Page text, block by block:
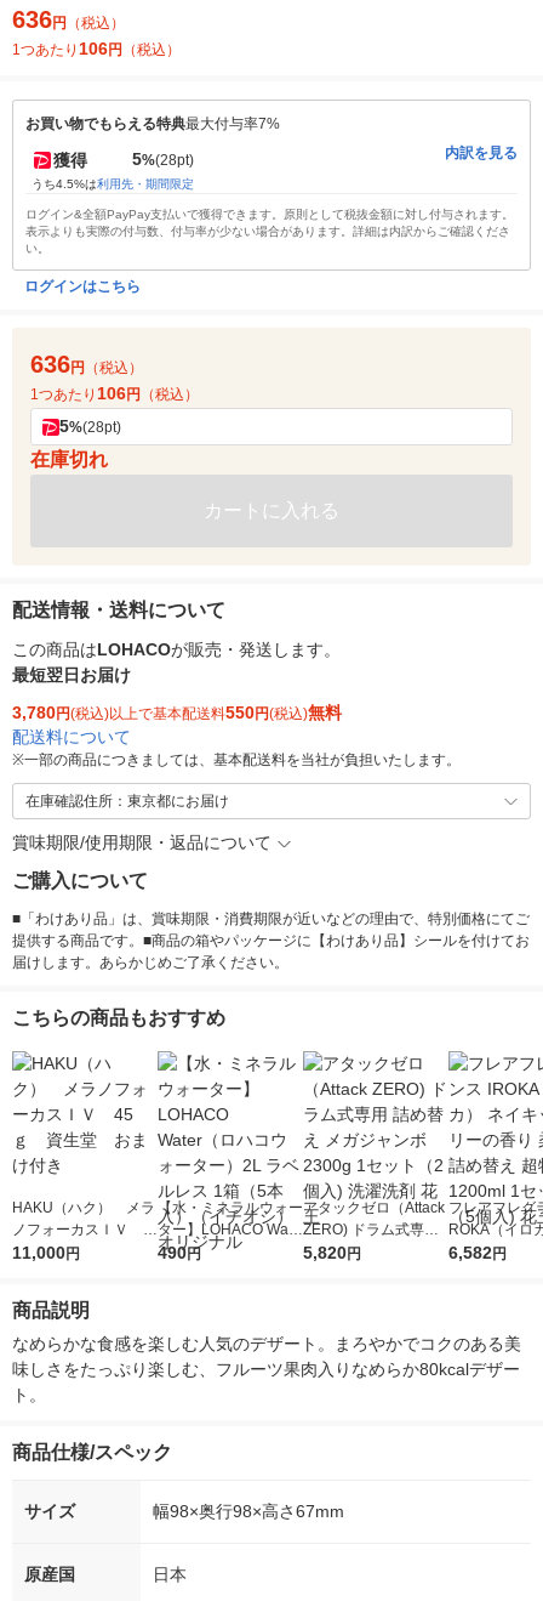
636円
（税込）
1つあたり 106円 （税込）
お買い物でもらえる特典最大付与率7%
獲得 5%(28pt)
うち4.5%は利用先・期間限定
内訳を見る
ログイン&全額PayPay支払いで獲得できます。原則として税抜金額に対し付与されます。
表示よりも実際の付与数、付与率が少ない場合があります。詳細は内訳からご確認くださ
い。
ログインはこちら
636円
（税込）
1つあたり 106円 （税込）
5%(28pt)
在庫切れ
カートに入れる
配送情報・送料について
この商品はLOHACOが販売・発送します。
最短翌日お届け
3,780円(税込)以上で基本配送料550円(税込)無料
配送料について
※一部の商品につきましては、基本配送料を当社が負担いたします。
在庫確認住所：東京都にお届け
賞味期限/使用期限・返品について
ご購入について
■「わけあり品」は、賞味期限・消費期限が近いなどの理由で、特別価格にてご
提供する商品です。■商品の箱やパッケージに【わけあり品】シールを付けてお
届けします。あらかじめご了承ください。
こちらの商品もおすすめ
HAKU（ハク） メラ
ノフォーカスＩＶ 4
5ｇ 資生堂 おまけ
11,000円
【水・ミネラルウォー
ター】LOHACO Wate
r（ロハコウォータ
490円
アタックゼロ（Attack
ZERO) ドラム式専用
詰め替え メガジャン
5,820円
フレアフレグ
ROKA（イロ
イキッドリリ
6,582円
商品説明
なめらかな食感を楽しむ人気のデザート。まろやかでコクのある美
味しさをたっぷり楽しむ、フルーツ果肉入りなめらか80kcalデザー
ト。
商品仕様/スペック
サイズ 幅98×奥行98×高さ67mm
原産国 日本